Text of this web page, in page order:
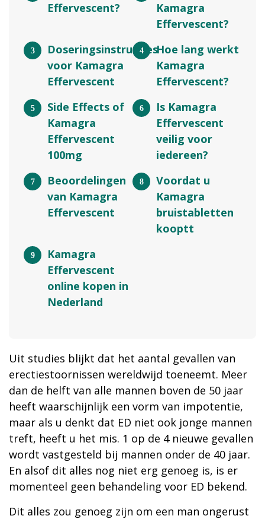
Effervescent?
Kamagra
Effervescent?
Doseringsinstructies
voor Kamagra
Effervescent
Hoe lang werkt
Kamagra
Effervescent?
Side Effects of
Kamagra
Effervescent
100mg
Is Kamagra
Effervescent
veilig voor
iedereen?
Beoordelingen
van Kamagra
Effervescent
Voordat u
Kamagra
bruistabletten
kooptt
Kamagra
Effervescent
online kopen in
Nederland
Uit studies blijkt dat het aantal gevallen van
erectiestoornissen wereldwijd toeneemt. Meer
dan de helft van alle mannen boven de 50 jaar
heeft waarschijnlijk een vorm van impotentie,
maar als u denkt dat ED niet ook jonge mannen
treft, heeft u het mis. 1 op de 4 nieuwe gevallen
wordt vastgesteld bij mannen onder de 40 jaar.
En alsof dit alles nog niet erg genoeg is, is er
momenteel geen behandeling voor ED bekend.
Dit alles zou genoeg zijn om een man ongerust